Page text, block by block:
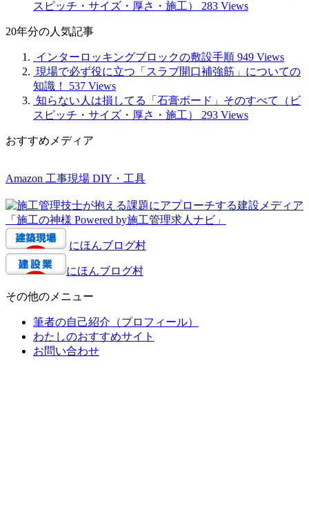
スピッチ・サイズ・厚さ・施工）
283 Views
20年分の人気記事
インターロッキングブロックの敷設手順 949 Views
現場で必ず役に立つ「スラブ開口補強筋」についての
知識！
537 Views
知らない人は損してる「石膏ボード」そのすべて（ビ
スピッチ・サイズ・厚さ・施工）
293 Views
おすすめメディア
Amazon 工事現場 DIY・工具
にほんブログ村
にほんブログ村
その他のメニュー
筆者の自己紹介（プロフィール）
わたしのおすすめサイト
お問い合わせ